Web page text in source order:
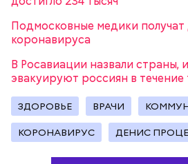
Подмосковные медики получат
коронавируса
В Росавиации назвали страны,
эвакуируют россиян в течение
ЗДОРОВЬЕ ВРАЧИ
КОРОНАВИРУС ДЕНИС